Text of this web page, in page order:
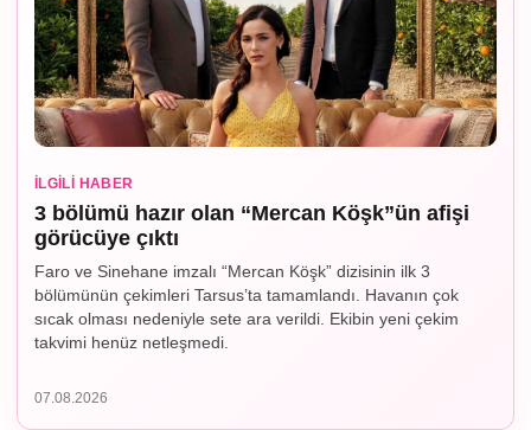
İLGILI HABER
3 bölümü hazır olan “Mercan Köşk”ün afişi
görücüye çıktı
Faro ve Sinehane imzalı “Mercan Köşk” dizisinin ilk 3
bölümünün çekimleri Tarsus’ta tamamlandı. Havanın çok
sıcak olması nedeniyle sete ara verildi. Ekibin yeni çekim
takvimi henüz netleşmedi.
07.08.2026